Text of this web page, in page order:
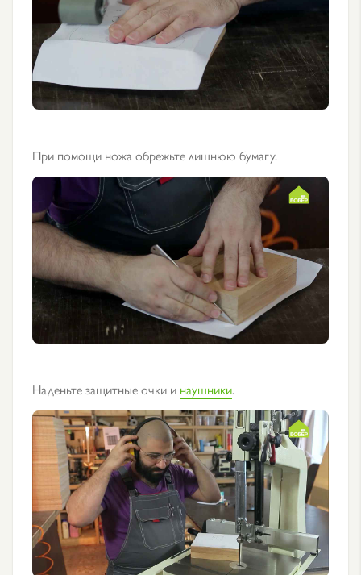
При помощи ножа обрежьте лишнюю бумагу.
Наденьте защитные очки и наушники.